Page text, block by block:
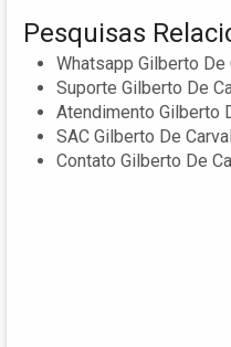
Pesquisas
Whatsapp Gilberto
Suporte Gilberto De
Atendimento Gilberto
SAC Gilberto De
Contato Gilberto De